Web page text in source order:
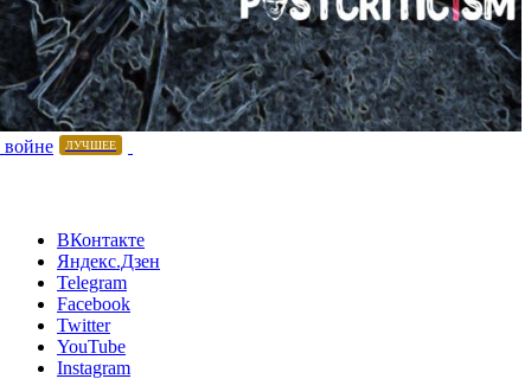
ЛУЧШЕЕ
ВКонтакте
Яндекс.Дзен
Telegram
Facebook
Twitter
YouTube
Instagram